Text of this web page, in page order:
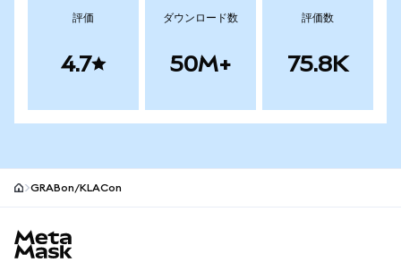
評価
4.7
ダウンロード数
50M+
評価数
75.8K
GRABon/KLACon